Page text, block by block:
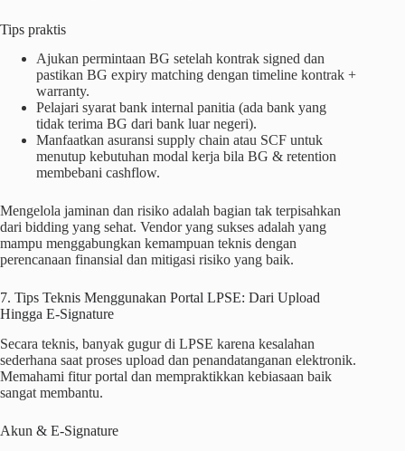
Tips praktis
Ajukan permintaan BG setelah kontrak signed dan
pastikan BG expiry matching dengan timeline kontrak +
warranty.
Pelajari syarat bank internal panitia (ada bank yang
tidak terima BG dari bank luar negeri).
Manfaatkan asuransi supply chain atau SCF untuk
menutup kebutuhan modal kerja bila BG & retention
membebani cashflow.
Mengelola jaminan dan risiko adalah bagian tak terpisahkan
dari bidding yang sehat. Vendor yang sukses adalah yang
mampu menggabungkan kemampuan teknis dengan
perencanaan finansial dan mitigasi risiko yang baik.
7. Tips Teknis Menggunakan Portal LPSE: Dari Upload
Hingga E-Signature
Secara teknis, banyak gugur di LPSE karena kesalahan
sederhana saat proses upload dan penandatanganan elektronik.
Memahami fitur portal dan mempraktikkan kebiasaan baik
sangat membantu.
Akun & E-Signature